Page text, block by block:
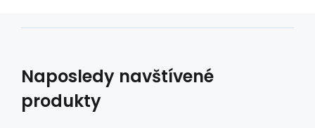
Naposledy navštívené
produkty